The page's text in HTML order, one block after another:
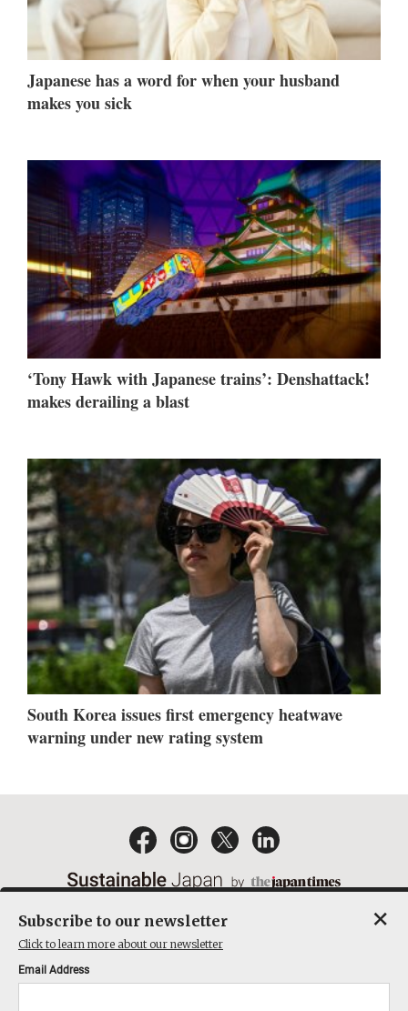
Japanese has a word for when your husband
makes you sick
‘Tony Hawk with Japanese trains’: Denshattack!
makes derailing a blast
South Korea issues first emergency heatwave
warning under new rating system
ACT ON SPECIFIED COMMERCIAL TRANSACTIONS
COMPANY
Subscribe to our newsletter
Click to learn more about our newsletter
Email Address
×